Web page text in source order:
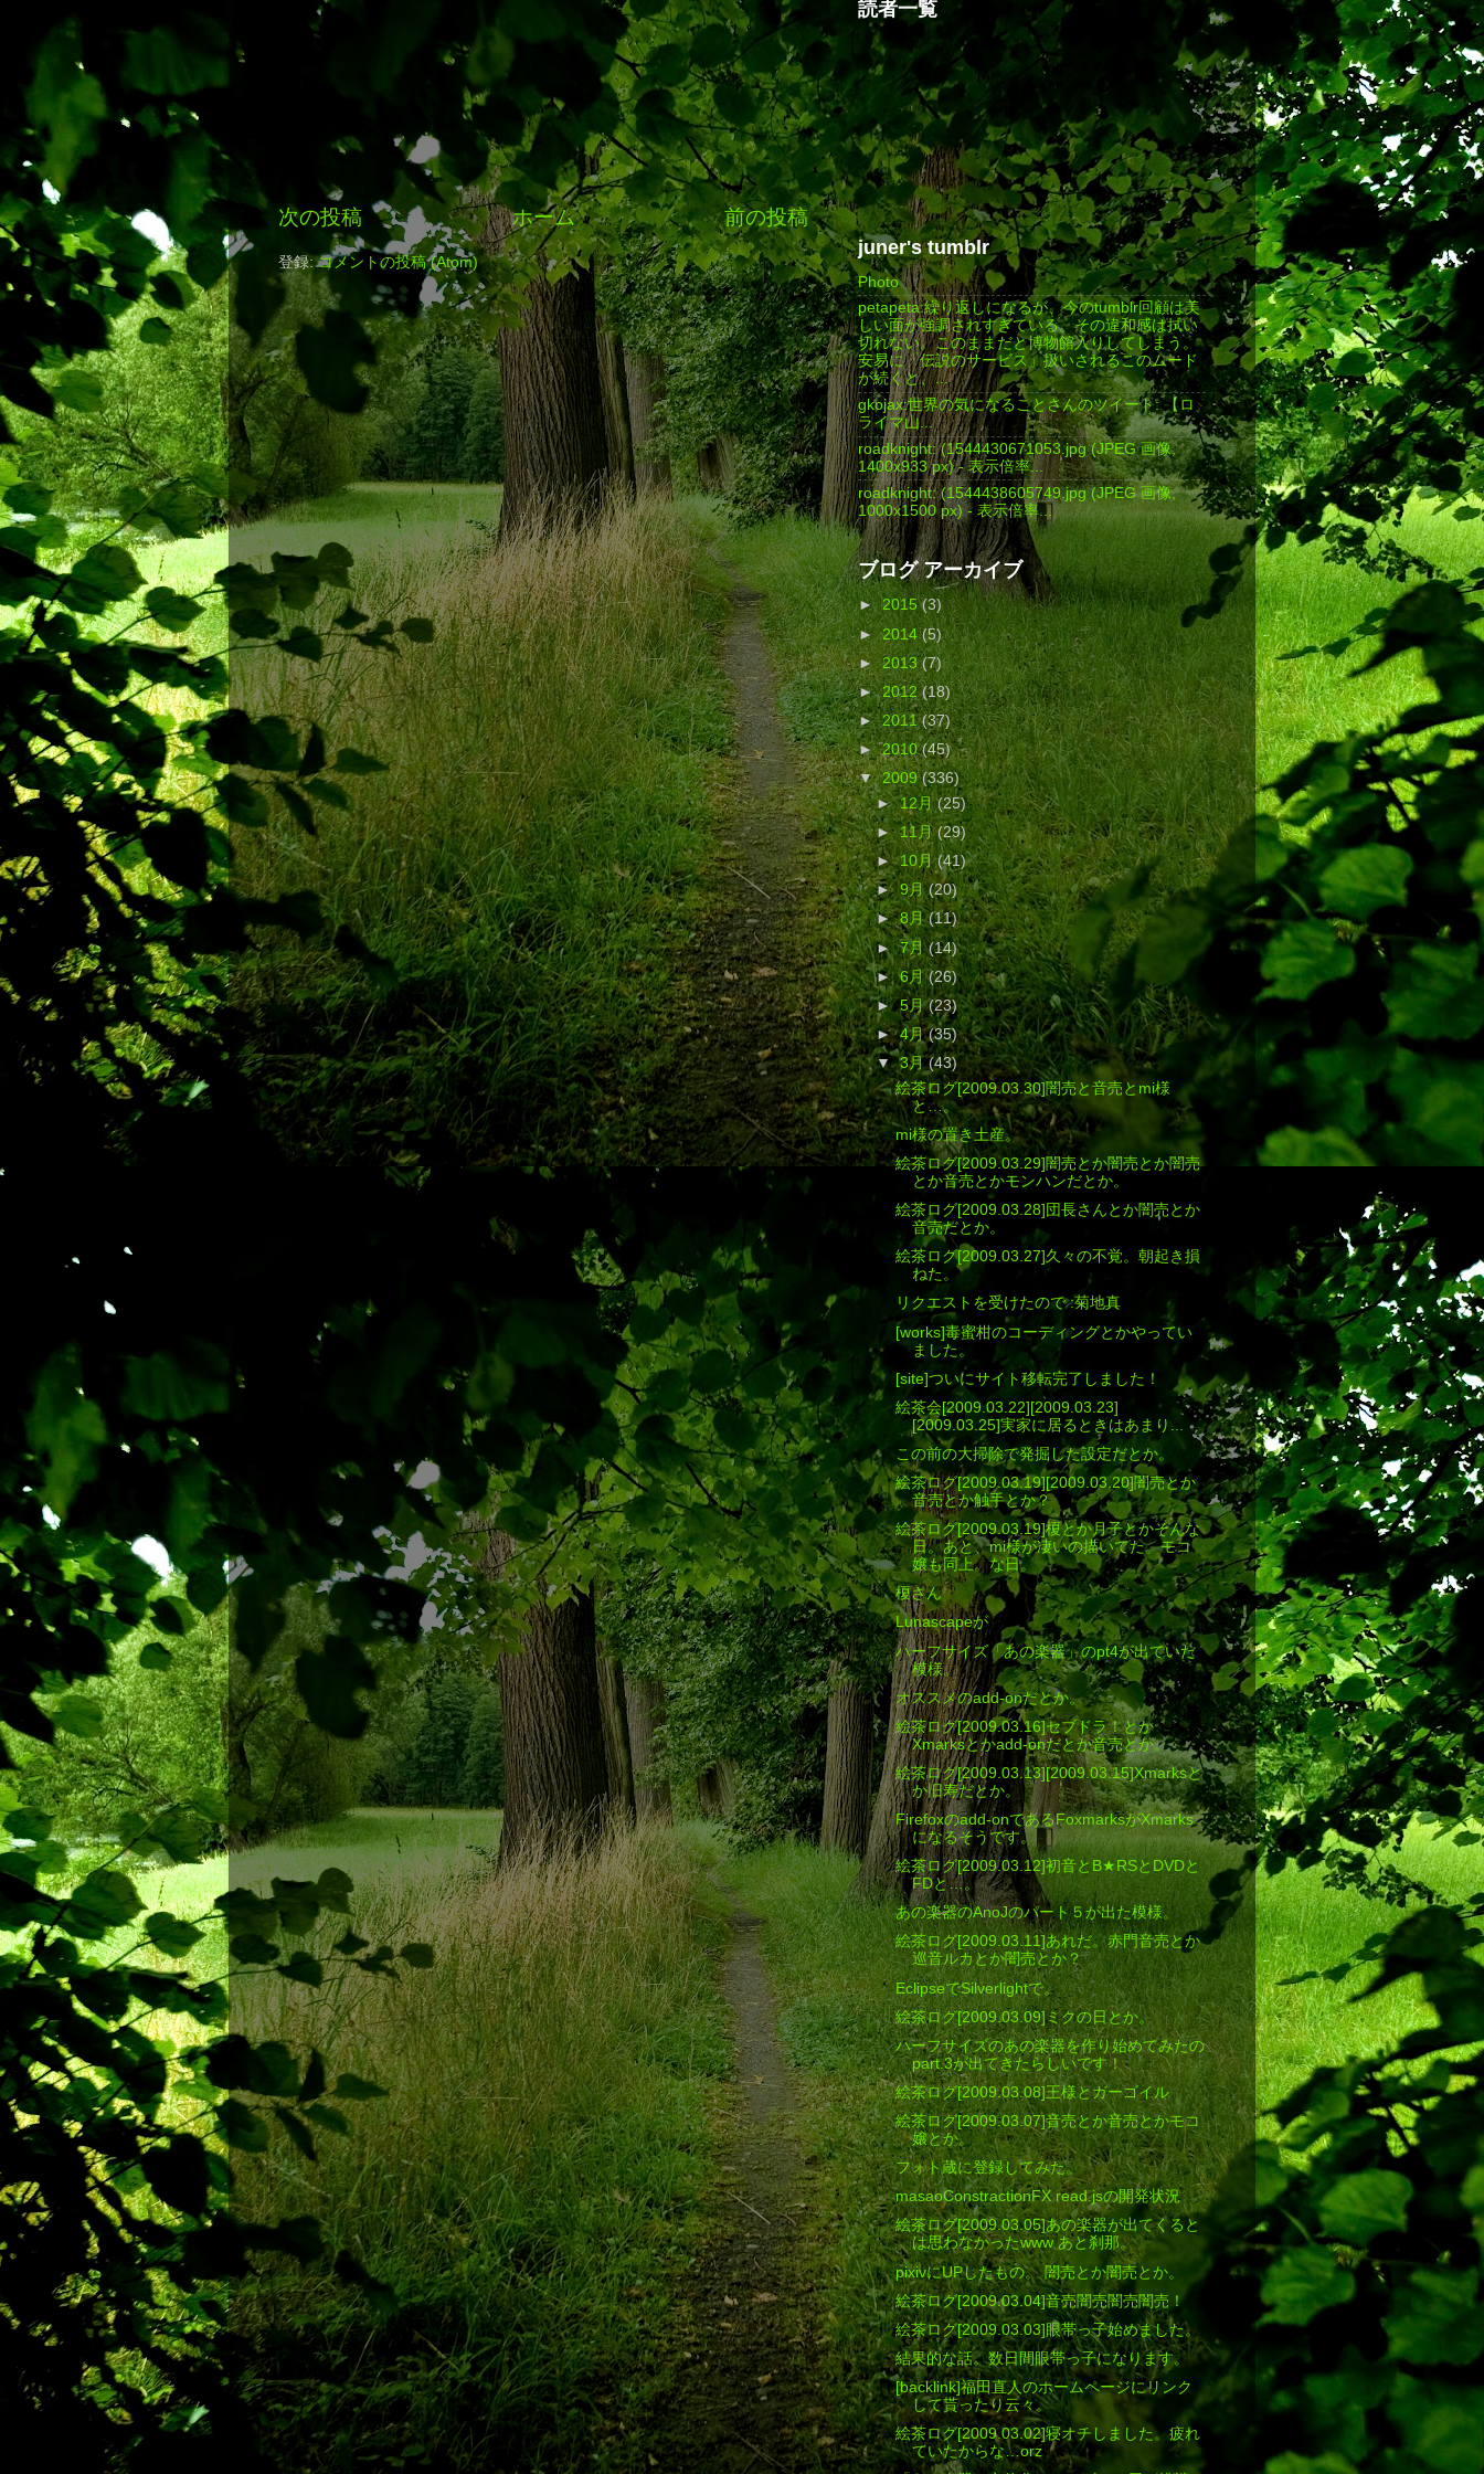
次の投稿 前の投稿
ホーム
登録:コメントの投稿 (Atom)
読者一覧
juner's tumblr
Photo
petapeta:繰り返しになるが、今のtumblr回顧は美
しい面が強調されすぎている。その違和感は拭い
切れない。このままだと博物館入りしてしまう。
安易に「伝説のサービス」扱いされるこのムード
が続くと、...
gkojax:世界の気になることさんのツイート: 【ロ
ライマ山...
roadknight: (1544430671053.jpg (JPEG 画像,
1400x933 px) - 表示倍率...
roadknight: (1544438605749.jpg (JPEG 画像,
1000x1500 px) - 表示倍率...
ブログ アーカイブ
►2015(3)
►2014(5)
►2013(7)
►2012(18)
►2011(37)
►2010(45)
▼2009(336)
►12月(25)
►11月(29)
►10月(41)
►9月(20)
►8月(11)
►7月(14)
►6月(26)
►5月(23)
►4月(35)
▼3月(43)
絵茶ログ[2009.03.30]闇売と音売とmi様
と…。
mi様の置き土産。
絵茶ログ[2009.03.29]闇売とか闇売とか闇売
とか音売とかモンハンだとか。
絵茶ログ[2009.03.28]団長さんとか闇売とか
音売だとか。
絵茶ログ[2009.03.27]久々の不覚。朝起き損
ねた。
リクエストを受けたので :菊地真
[works]毒蜜柑のコーディングとかやってい
ました。
[site]ついにサイト移転完了しました！
絵茶会[2009.03.22][2009.03.23]
[2009.03.25]実家に居るときはあまり...
この前の大掃除で発掘した設定だとか。
絵茶ログ[2009.03.19][2009.03.20]闇売とか
音売とか触手とか？
絵茶ログ[2009.03.19]榎とか月子とかそんな
日。あと、mi様が凄いの描いてた。モコ
嬢も同上。な日。
榎さん
Lunascapeが
ハーフサイズ「あの楽器」のpt4が出ていた
模様。
オススメのadd-onだとか。
絵茶ログ[2009.03.16]セブドラ！とか
Xmarksとかadd-onだとか音売とか。
絵茶ログ[2009.03.13][2009.03.15]Xmarksと
か旧寿だとか。
Firefoxのadd-onであるFoxmarksがXmarks
になるそうです。
絵茶ログ[2009.03.12]初音とB★RSとDVDと
FDと…。
あの楽器のAnoJのパート５が出た模様。
絵茶ログ[2009.03.11]あれだ。赤門音売とか
巡音ルカとか闇売とか？
EclipseでSilverlightで。
絵茶ログ[2009.03.09]ミクの日とか。
ハーフサイズのあの楽器を作り始めてみたの
part.3が出てきたらしいです！
絵茶ログ[2009.03.08]王様とガーゴイル
絵茶ログ[2009.03.07]音売とか音売とかモコ
嬢とか。
フォト蔵に登録してみた。
masaoConstractionFX read.jsの開発状況
絵茶ログ[2009.03.05]あの楽器が出てくると
は思わなかったwww あと刹那。
pixivにUPしたもの。 闇売とか闇売とか。
絵茶ログ[2009.03.04]音売闇売闇売闇売！
絵茶ログ[2009.03.03]眼帯っ子始めました。
結果的な話。数日間眼帯っ子になります。
[backlink]福田直人のホームページにリンク
して貰ったり云々。
絵茶ログ[2009.03.02]寝オチしました。疲れ
ていたからな…orz